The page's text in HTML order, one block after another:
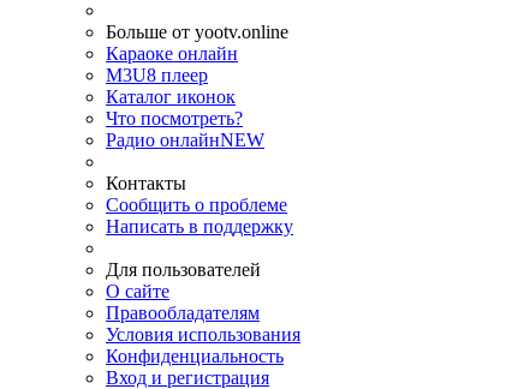
Больше от yootv.online
Караоке онлайн
M3U8 плеер
Каталог иконок
Что посмотреть?
Радио онлайнNEW
Контакты
Сообщить о проблеме
Написать в поддержку
Для пользователей
О сайте
Правообладателям
Условия использования
Конфиденциальность
Вход и регистрация